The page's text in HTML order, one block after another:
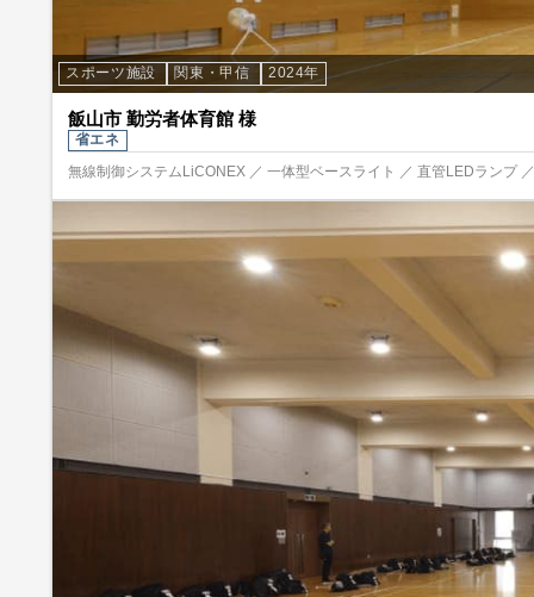
スポーツ施設 関東・甲信 2024年
飯山市 勤労者体育館 様
省エネ
無線制御システムLiCONEX ／ 一体型ベースライト ／ 直管LEDランプ